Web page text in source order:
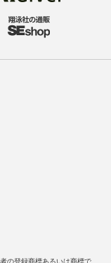
の登録商標あるいは商標で